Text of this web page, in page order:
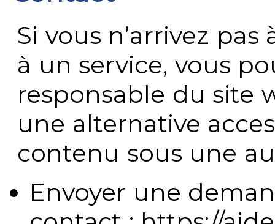
Si vous n’arrivez
à un service, vous
responsable du site
une alternative
contenu sous une
Envoyer une